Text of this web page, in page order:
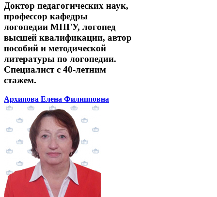
Доктор педагогических наук,
профессор кафедры
логопедии МПГУ, логопед
высшей квалификации, автор
пособий и методической
литературы по логопедии.
Специалист с 40-летним
стажем.
Архипова Елена Филипповна